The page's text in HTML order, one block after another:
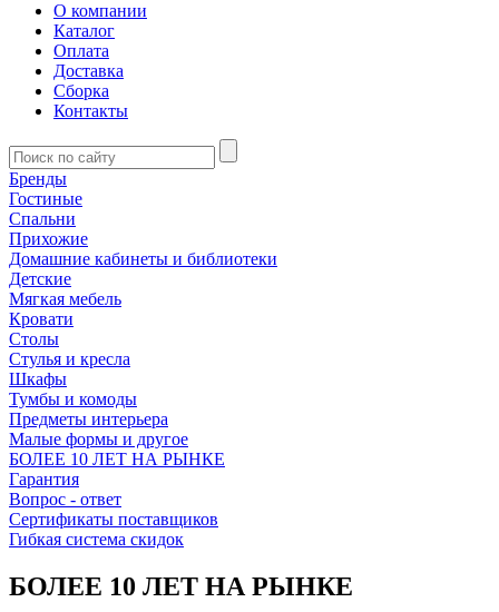
О компании
Каталог
Оплата
Доставка
Сборка
Контакты
Бренды
Гостиные
Спальни
Прихожие
Домашние кабинеты и библиотеки
Детские
Мягкая мебель
Кровати
Столы
Стулья и кресла
Шкафы
Тумбы и комоды
Предметы интерьера
Малые формы и другое
БОЛЕЕ 10 ЛЕТ НА РЫНКЕ
Гарантия
Вопрос - ответ
Сертификаты поставщиков
Гибкая система скидок
БОЛЕЕ 10 ЛЕТ НА РЫНКЕ